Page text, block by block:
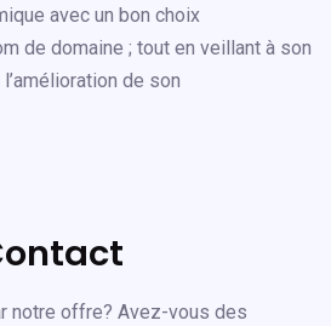
avec un bon choix
de domaine ; tout en veillant à son
de son
notre offre? Avez-vous des